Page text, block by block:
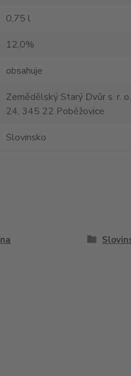
0,75 l
12,0%
obsahuje
Zemědělský Starý Dvůr s. r.
24, 345 22 Poběžovice
Slovinsko